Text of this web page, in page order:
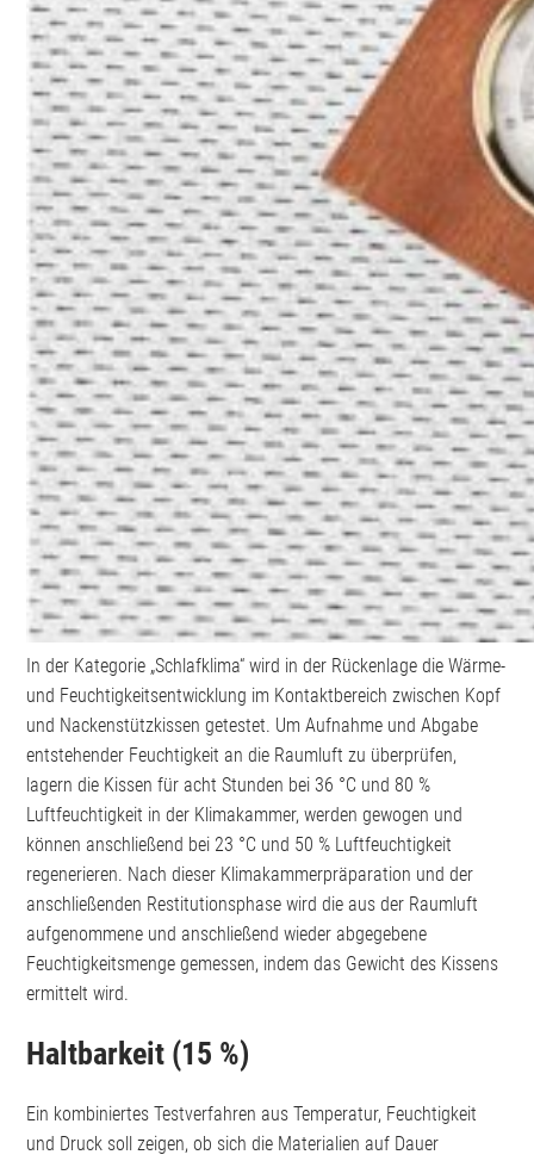
In der Kategorie „Schlafklima“ wird in der Rückenlage die Wärme-
und Feuchtigkeitsentwicklung im Kontaktbereich zwischen Kopf
und Nackenstützkissen getestet. Um Aufnahme und Abgabe
entstehender Feuchtigkeit an die Raumluft zu überprüfen,
lagern die Kissen für acht Stunden bei 36 °C und 80 %
Luftfeuchtigkeit in der Klimakammer, werden gewogen und
können anschließend bei 23 °C und 50 % Luftfeuchtigkeit
regenerieren. Nach dieser Klimakammerpräparation und der
anschließenden Restitutionsphase wird die aus der Raumluft
aufgenommene und anschließend wieder abgegebene
Feuchtigkeitsmenge gemessen, indem das Gewicht des Kissens
ermittelt wird.
Haltbarkeit (15 %)
Ein kombiniertes Testverfahren aus Temperatur, Feuchtigkeit
und Druck soll zeigen, ob sich die Materialien auf Dauer